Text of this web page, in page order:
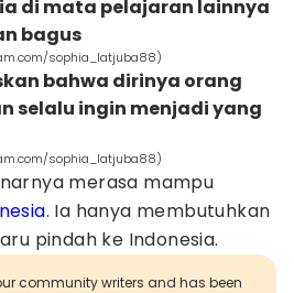
di mata pelajaran lainnya
bagus
sophia_latjuba88)
bahwa dirinya orang
selalu ingin menjadi yang
sophia_latjuba88)
merasa mampu
. Ia hanya membutuhkan
pindah ke Indonesia.
community writers and has been